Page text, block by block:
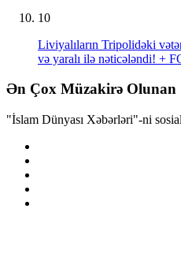
10
Liviyalıların Tripolidəki
və yaralı ilə nəticələndi! +
Ən Çox Müzakirə Olunan
"İslam Dünyası Xəbərləri"-ni